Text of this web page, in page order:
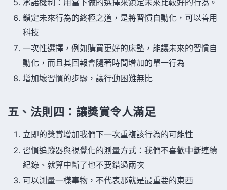
鎖定未來行為的終極之道，是將習慣自動化，可以善用
科技
一次性選擇，例如購買更好的床墊，能讓未來的習慣自
動化，而且其回報會隨著時間增加的單一行為
增加壞習慣的步驟，讓行動困難無比
五、法則四：讓獎賞令人滿足
立即的獎賞增加我們下一次重複該行為的可能性
習慣追蹤器與視覺化的測量方式：我們不喜歡中斷連續
紀錄、就算中斷了也不要錯過兩次
可以測量一樣事物，不代表那就是最重要的東西